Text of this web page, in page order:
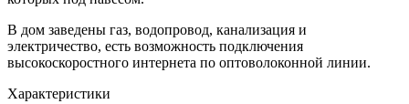
В дом заведены газ, водопровод, канализация и
электричество, есть возможность подключения
высокоскоростного интернета по оптоволоконной линии.
Характеристики